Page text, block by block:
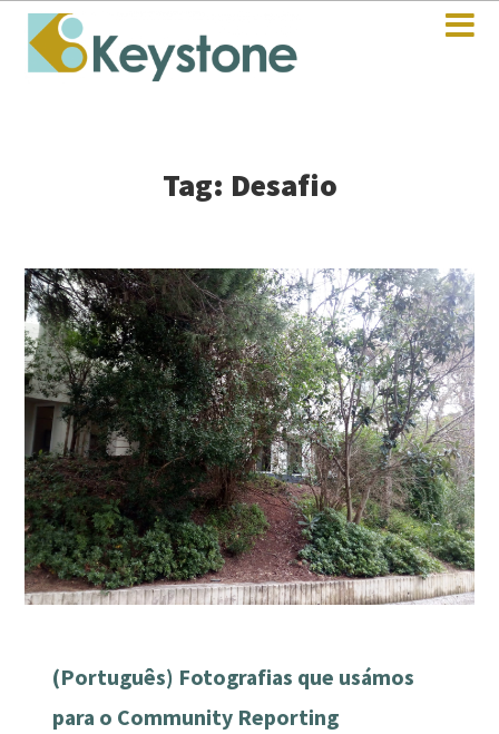
Tag: Desafio
(Português) Fotografias que usámos
para o Community Reporting